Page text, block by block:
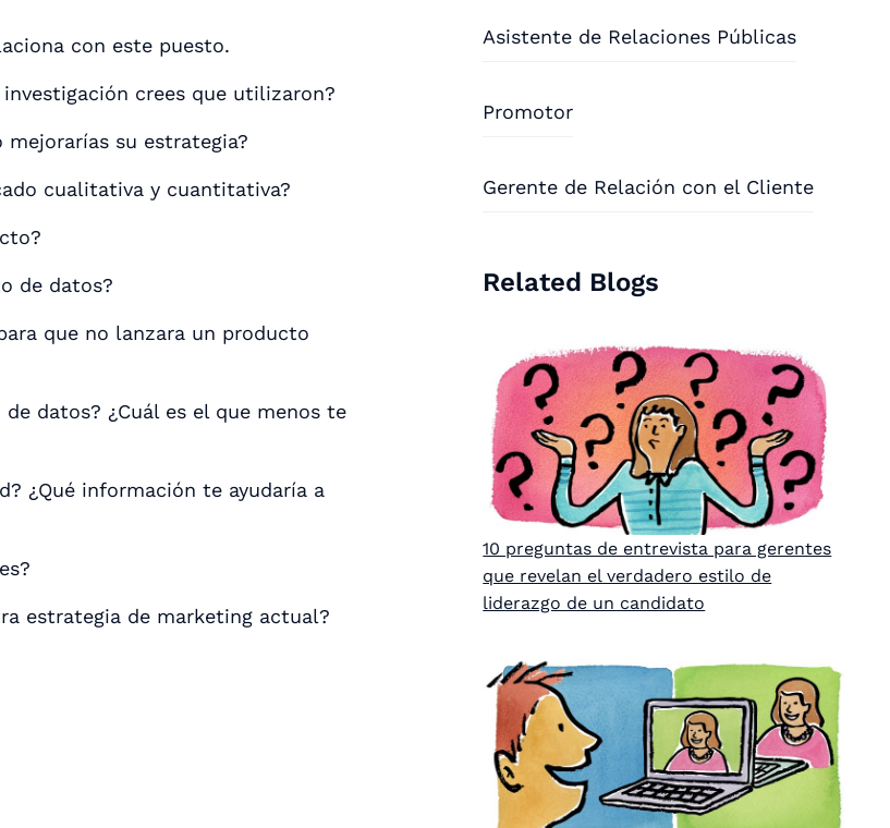
con este puesto.
crees que utilizaron?
su estrategia?
cualitativa y cuantitativa?
de datos?
que no lanzara un producto
datos? ¿Cuál es el que menos te
¿Qué información te ayudaría a
estrategia de marketing actual?
Asistente de Relaciones Públicas
Promotor
Gerente de Relación con el Cliente
Related Blogs
10 preguntas de entrevista para gerentes
que revelan el verdadero estilo de
liderazgo de un candidato